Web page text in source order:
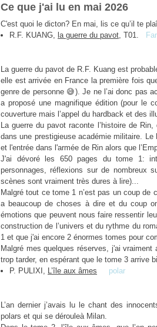
Ce que j'ai lu en mai 2026
C'est quoi le dicton? En mai, lis ce qu’il te
R.F. KUANG, la guerre du pavot, T01.
La guerre du pavot de R.F. Kuang est
elle est arrivée en France la première fois
genre de personne 😅). Je ne l’ai donc pas
a proposé une magnifique édition (pour le
couverture mais l’appel du hardback et des
La guerre du pavot raconte l’histoire de
dans une prestigieuse académie militaire.
et l'entrée dans l'armée de Rin alors que
J'ai dévoré les 650 pages du tome 1:
personnages, réflexions sur de nombreux
scènes sont vraiment très dures à lire)...
Malgré tout ce tome 1 n’est pas un coup de
a beaucoup de choses à dire et du coup
émotions que peuvent nous faire ressentir
construction de l’univers et du rythme du
1 et que j'ai encore 2 énormes tomes pour
Malgré mes quelques réserves, j'ai
trop tarder, en espérant que le tome 3 arrive
P. PULIXI, L’île aux âmes polar
L’an dernier j’avais lu le chant des
polars et qui se dérouleà Milan.